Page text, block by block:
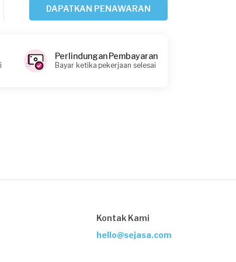
requested Service Sofa
Timur, Jakarta
Fulfilled
Timur, Jakarta
Fulfilled
DAPATKAN PENAWARAN
Perlindungan Pembayaran
Bayar ketika pekerjaan selesai
Kontak Kami
hello@sejasa.com